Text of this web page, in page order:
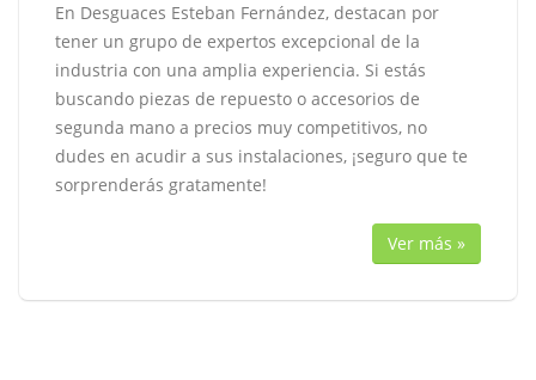
En Desguaces Esteban Fernández, destacan por
tener un grupo de expertos excepcional de la
industria con una amplia experiencia. Si estás
buscando piezas de repuesto o accesorios de
segunda mano a precios muy competitivos, no
dudes en acudir a sus instalaciones, ¡seguro que te
sorprenderás gratamente!
Ver más »